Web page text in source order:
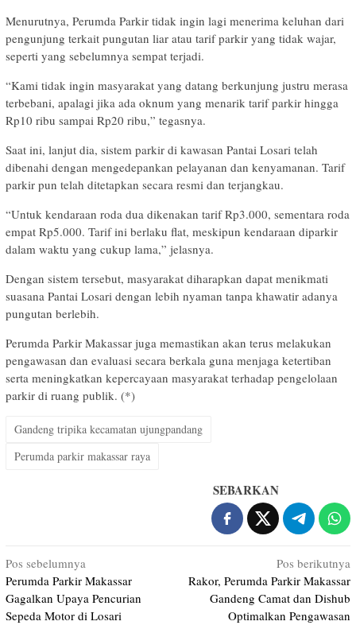
Menurutnya, Perumda Parkir tidak ingin lagi menerima keluhan dari
pengunjung terkait pungutan liar atau tarif parkir yang tidak wajar,
seperti yang sebelumnya sempat terjadi.
“Kami tidak ingin masyarakat yang datang berkunjung justru merasa
terbebani, apalagi jika ada oknum yang menarik tarif parkir hingga
Rp10 ribu sampai Rp20 ribu,” tegasnya.
Saat ini, lanjut dia, sistem parkir di kawasan Pantai Losari telah
dibenahi dengan mengedepankan pelayanan dan kenyamanan. Tarif
parkir pun telah ditetapkan secara resmi dan terjangkau.
“Untuk kendaraan roda dua dikenakan tarif Rp3.000, sementara roda
empat Rp5.000. Tarif ini berlaku flat, meskipun kendaraan diparkir
dalam waktu yang cukup lama,” jelasnya.
Dengan sistem tersebut, masyarakat diharapkan dapat menikmati
suasana Pantai Losari dengan lebih nyaman tanpa khawatir adanya
pungutan berlebih.
Perumda Parkir Makassar juga memastikan akan terus melakukan
pengawasan dan evaluasi secara berkala guna menjaga ketertiban
serta meningkatkan kepercayaan masyarakat terhadap pengelolaan
parkir di ruang publik. (*)
Gandeng tripika kecamatan ujungpandang
Perumda parkir makassar raya
SEBARKAN
Navigasi
pos
Pos sebelumnya
Perumda Parkir Makassar
Gagalkan Upaya Pencurian
Sepeda Motor di Losari
Pos berikutnya
Rakor, Perumda Parkir Makassar
Gandeng Camat dan Dishub
Optimalkan Pengawasan